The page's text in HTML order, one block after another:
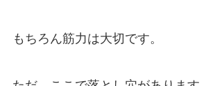
もちろん筋力は大切です。